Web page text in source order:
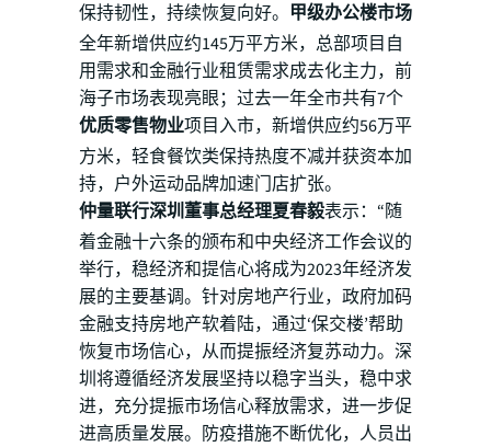
保持韧性，持续恢复向好。 甲级办公楼市场
全年新增供应约145万平方米，总部项目自
用需求和金融行业租赁需求成去化主力，前
海子市场表现亮眼；过去一年全市共有7个
优质零售物业项目入市，新增供应约56万平
方米，轻食餐饮类保持热度不减并获资本加
持，户外运动品牌加速门店扩张。
仲量联行深圳董事总经理夏春毅表示：“随
着金融十六条的颁布和中央经济工作会议的
举行，稳经济和提信心将成为2023年经济发
展的主要基调。针对房地产行业，政府加码
金融支持房地产软着陆，通过‘保交楼’帮助
恢复市场信心，从而提振经济复苏动力。深
圳将遵循经济发展坚持以稳字当头，稳中求
进，充分提振市场信心释放需求，进一步促
进高质量发展。防疫措施不断优化，人员出